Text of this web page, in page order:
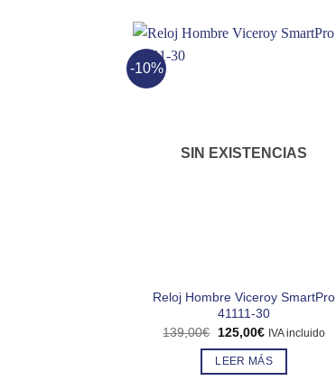
-10%
SIN EXISTENCIAS
Reloj Hombre Viceroy SmartPro
41111-30
139,00€ El
original
era:
125,00€El
actual
es:
IVA incluido
LEER MÁS